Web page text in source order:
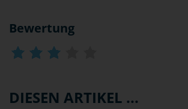
Bewertung
DIESEN ARTIKEL ...